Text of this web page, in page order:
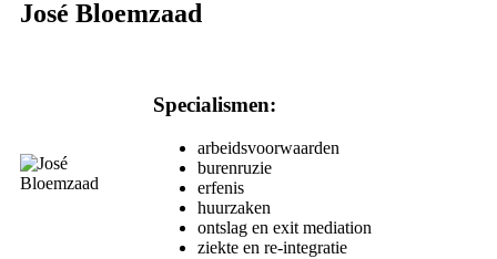
José Bloemzaad
Specialismen:
arbeidsvoorwaarden
burenruzie
erfenis
huurzaken
ontslag en exit mediation
ziekte en re-integratie